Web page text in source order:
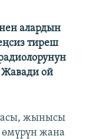
алардын
тиреш
Жавади ой
жынысы
өмүрүн жана